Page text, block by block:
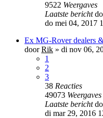
9522 Weergaves
Laatste bericht
do mei 04, 2017
Ex MG-Rover dealers
doorRik » di nov 06,
1
2
3
38 Reacties
49073 Weergaves
Laatste bericht
di mar 29, 2016